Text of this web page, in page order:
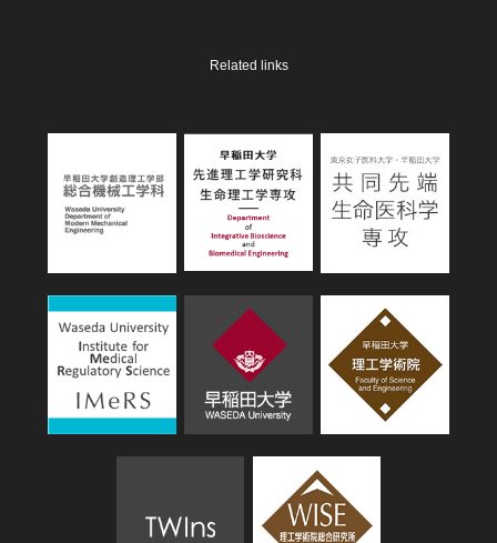
Related links